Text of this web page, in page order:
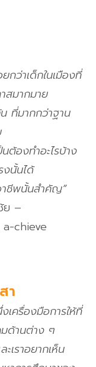
กว่าเด็กในเมืองที่
สมากมาย
ที่มากกว่าฐาน
ต้องทำอะไรบ้าง
งนั้นได้
าชีพนั้นสำคัญ”
ย –
chieve
า
เครื่องมือการให้ที่
ด้านต่าง ๆ
เราอยากเห็น